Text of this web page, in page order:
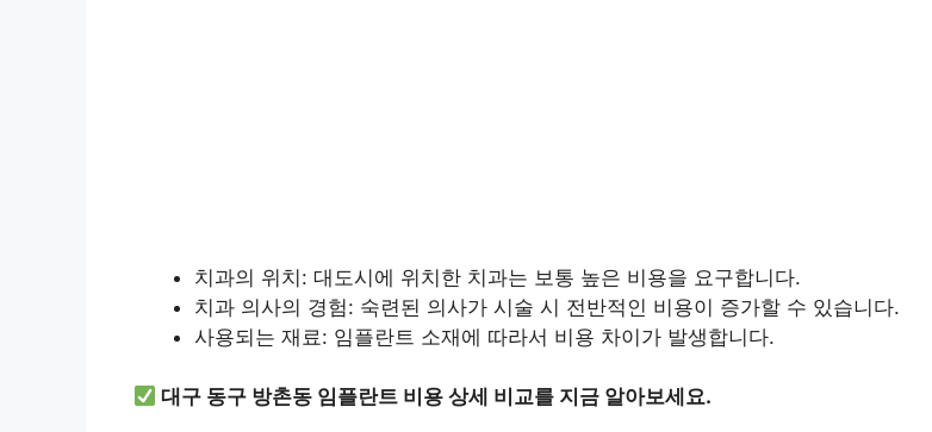
치과의 위치: 대도시에 위치한 치과는 보통 높은 비용을 요구합니다.
치과 의사의 경험: 숙련된 의사가 시술 시 전반적인 비용이 증가할 수 있습니다.
사용되는 재료: 임플란트 소재에 따라서 비용 차이가 발생합니다.
대구 동구 방촌동 임플란트 비용 상세 비교를 지금 알아보세요.